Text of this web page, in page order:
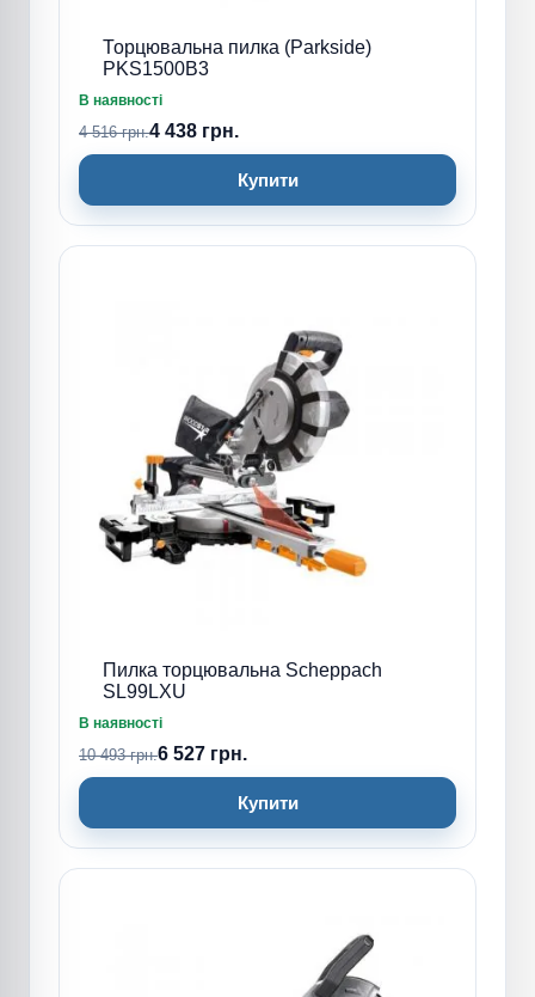
Торцювальна пилка (Parkside)
PKS1500B3
В наявності
4 516 грн.4 438 грн.
Купити
Пилка торцювальна Scheppach
SL99LXU
В наявності
10 493 грн.6 527 грн.
Купити